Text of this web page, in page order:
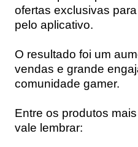
ofertas exclusivas
pelo aplicativo.
O resultado foi um
vendas e grande
comunidade gamer.
Entre os produtos
vale lembrar: